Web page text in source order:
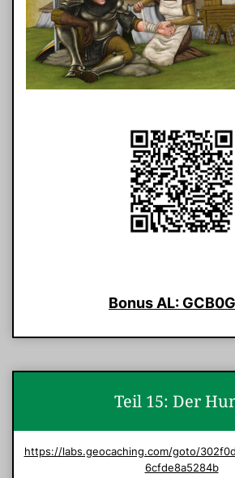
Bonus AL:
Teil 15: Der
https://labs.geocaching.com/goto/
6cfde8a5284b